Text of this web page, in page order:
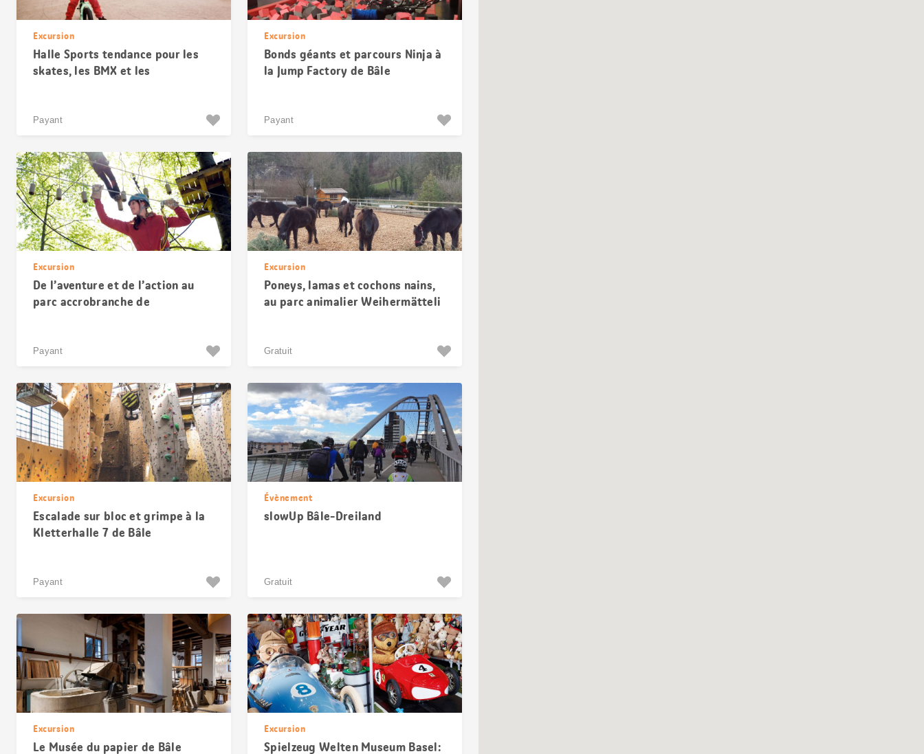
Excursion
Halle Sports tendance pour les
skates, les BMX et les
Payant
Excursion
Bonds géants et parcours Ninja à
la Jump Factory de Bâle
Payant
Excursion
De l’aventure et de l’action au
parc accrobranche de
Payant
Excursion
Poneys, lamas et cochons nains,
au parc animalier Weihermätteli
Gratuit
Excursion
Escalade sur bloc et grimpe à la
Kletterhalle 7 de Bâle
Payant
Évènement
slowUp Bâle-Dreiland
Gratuit
Excursion
Le Musée du papier de Bâle
Excursion
Spielzeug Welten Museum Basel: